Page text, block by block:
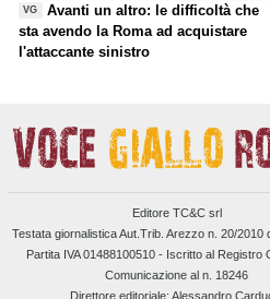
VG
Avanti un altro: le difficoltà che
sta avendo la Roma ad acquistare
l'attaccante sinistro
Editore TC&C srl
Testata giornalistica Aut.Trib. Arezzo n. 20/2010
Partita IVA 01488100510 - Iscritto al Registro
Comunicazione al n. 18246
Direttore editoriale: Alessandro